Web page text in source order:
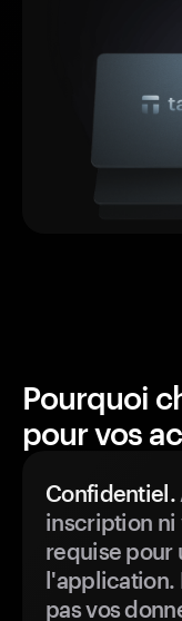
Pourquoi
pour vos
Confidentiel.
inscription ni
requise pour
l'application.
pas vos